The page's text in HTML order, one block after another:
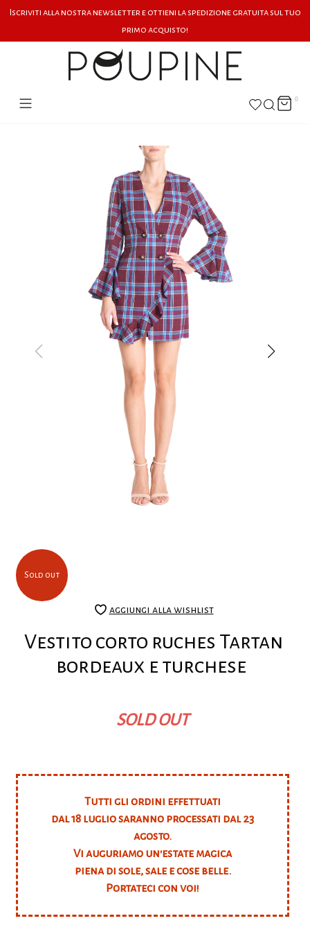
Iscriviti alla nostra newsletter e ottieni la spedizione gratuita sul tuo
primo acquisto!
0
Vestito corto ruches Tartan
bordeaux e turchese
Sold out
SOLD OUT
aggiungi alla wishlist
Tutti gli ordini effettuati
dal 18 luglio saranno processati dal 23
agosto.
Vi auguriamo un'estate magica
piena di sole, sale e cose belle.
Portateci con voi!